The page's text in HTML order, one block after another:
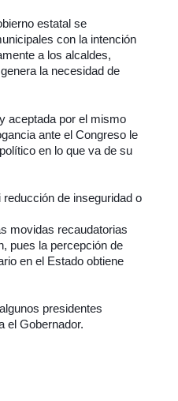
estatal se
con la intención
a los alcaldes,
la necesidad de
aceptada por el mismo
ante el Congreso le
en lo que va de su
de inseguridad o
movidas recaudatorias
pues la percepción de
en el Estado obtiene
presidentes
el Gobernador.